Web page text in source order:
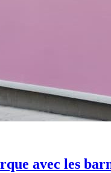
avec les